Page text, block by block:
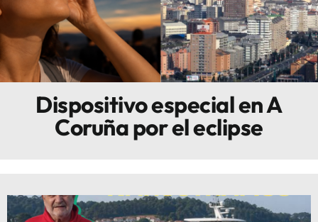
Escenarios
Sostenibilidad
Innova
Dispositivo especial en A
Coruña por el eclipse